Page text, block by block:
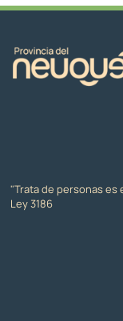
"Trata de personas es
Ley 3186